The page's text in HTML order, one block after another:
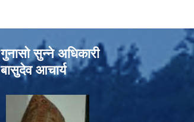
गुनासो सुन्‍ने अधिकारी
बासुदेव आचार्य